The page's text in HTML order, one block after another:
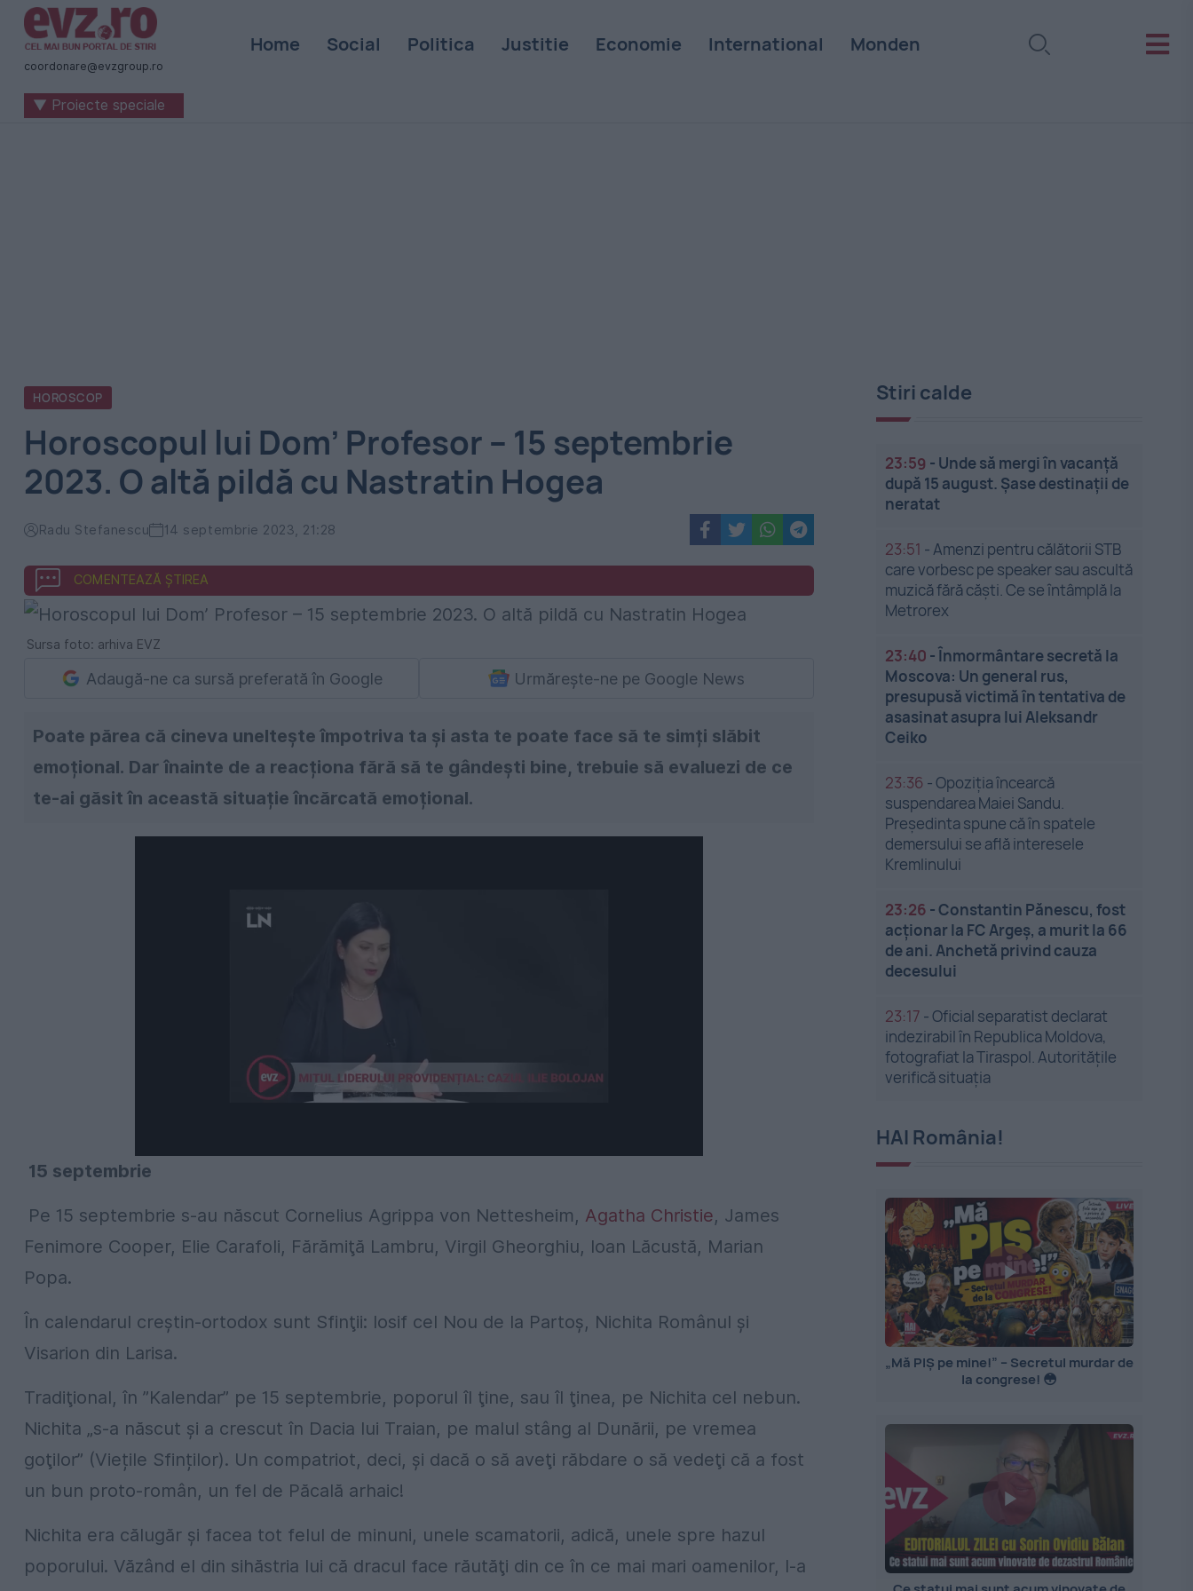
Știri
naționale
internaționale
coordonare@evzgroup.ro
Home Social Politica Justitie Economie International Monden
▼ Proiecte speciale
HOROSCOP
Horoscopul lui Dom’ Profesor – 15 septembrie
2023. O altă pildă cu Nastratin Hogea
Radu Stefanescu 14 septembrie 2023, 21:28
COMENTEAZĂ ȘTIREA
Sursa foto: arhiva EVZ
Adaugă-ne ca sursă preferată în Google Urmărește-ne pe Google News
Poate părea că cineva uneltește împotriva ta și asta te poate face să te simți slăbit
emoțional. Dar înainte de a reacționa fără să te gândești bine, trebuie să evaluezi de ce
te-ai găsit în această situație încărcată emoțional.
15 septembrie
Pe 15 septembrie s-au născut Cornelius Agrippa von Nettesheim, Agatha Christie, James
Fenimore Cooper, Elie Carafoli, Fărămiţă Lambru, Virgil Gheorghiu, Ioan Lăcustă, Marian
Popa.
În calendarul creştin-ortodox sunt Sfinţii: Iosif cel Nou de la Partoş, Nichita Românul şi
Visarion din Larisa.
Tradiţional, în ”Kalendar” pe 15 septembrie, poporul îl ţine, sau îl ţinea, pe Nichita cel nebun.
Nichita „s-a născut şi a crescut în Dacia lui Traian, pe malul stâng al Dunării, pe vremea
goţilor” (Viețile Sfinților). Un compatriot, deci, şi dacă o să aveţi răbdare o să vedeţi că a fost
un bun proto-român, un fel de Păcală arhaic!
Nichita era călugăr şi facea tot felul de minuni, unele scamatorii, adică, unele spre hazul
poporului. Văzând el din sihăstria lui că dracul face răutăţi din ce în ce mai mari oamenilor, l-a
Stiri calde
23:59 - Unde să mergi în vacanță
după 15 august. Șase destinații de
neratat
23:51 -Amenzi pentru călătorii STB
care vorbesc pe speaker sau ascultă
muzică fără căști. Ce se întâmplă la
Metrorex
23:40 -Înmormântare secretă la
Moscova: Un general rus,
presupusă victimă în tentativa de
asasinat asupra lui Aleksandr
Ceiko
23:36 -Opoziția încearcă
suspendarea Maiei Sandu.
Președinta spune că în spatele
demersului se află interesele
Kremlinului
23:26 -Constantin Pănescu, fost
acționar la FC Argeș, a murit la 66
de ani. Anchetă privind cauza
decesului
23:17 -Oficial separatist declarat
indezirabil în Republica Moldova,
fotografiat la Tiraspol. Autoritățile
verifică situația
HAI România!
„Mă PIȘ pe mine!” – Secretul murdar de
la congrese! 😳